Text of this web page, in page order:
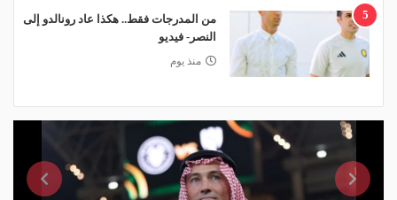
5
من المدرجات فقط.. هكذا عاد رونالدو إلى
النصر- فيديو
منذ يوم